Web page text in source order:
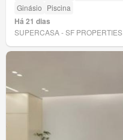
Ginásio Piscina
Há 21 dias
SUPERCASA - SF PROPERTIES